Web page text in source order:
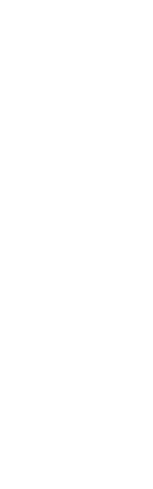
entre
través
·Jurat
Martínez
·Les